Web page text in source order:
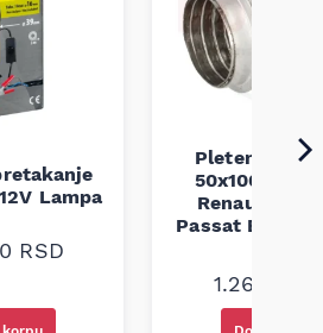
Lampa
RSD
Pletenica
50x100 Audi
Renault
Passat B5
1.260,00